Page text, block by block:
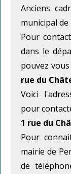
Anciens
municipal
Pour
dans le
pouvez
rue du
Voici
pour
1 rue du
Pour
mairie de
de